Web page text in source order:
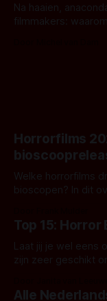
Na haaien,
filmmakers:
Horrorfilms
Welke horrorfilms
bioscopen? In dit
Top 15: Horror
Laat jij je wel eens
zijn zeer geschikt
Alle